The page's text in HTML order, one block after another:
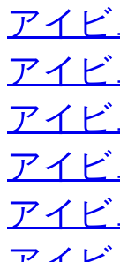
アイ
アイ
アイ
アイ
アイ